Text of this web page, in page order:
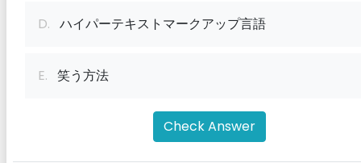
D. ハイパーテキストマークアップ言語
E. 笑う方法
Check Answer